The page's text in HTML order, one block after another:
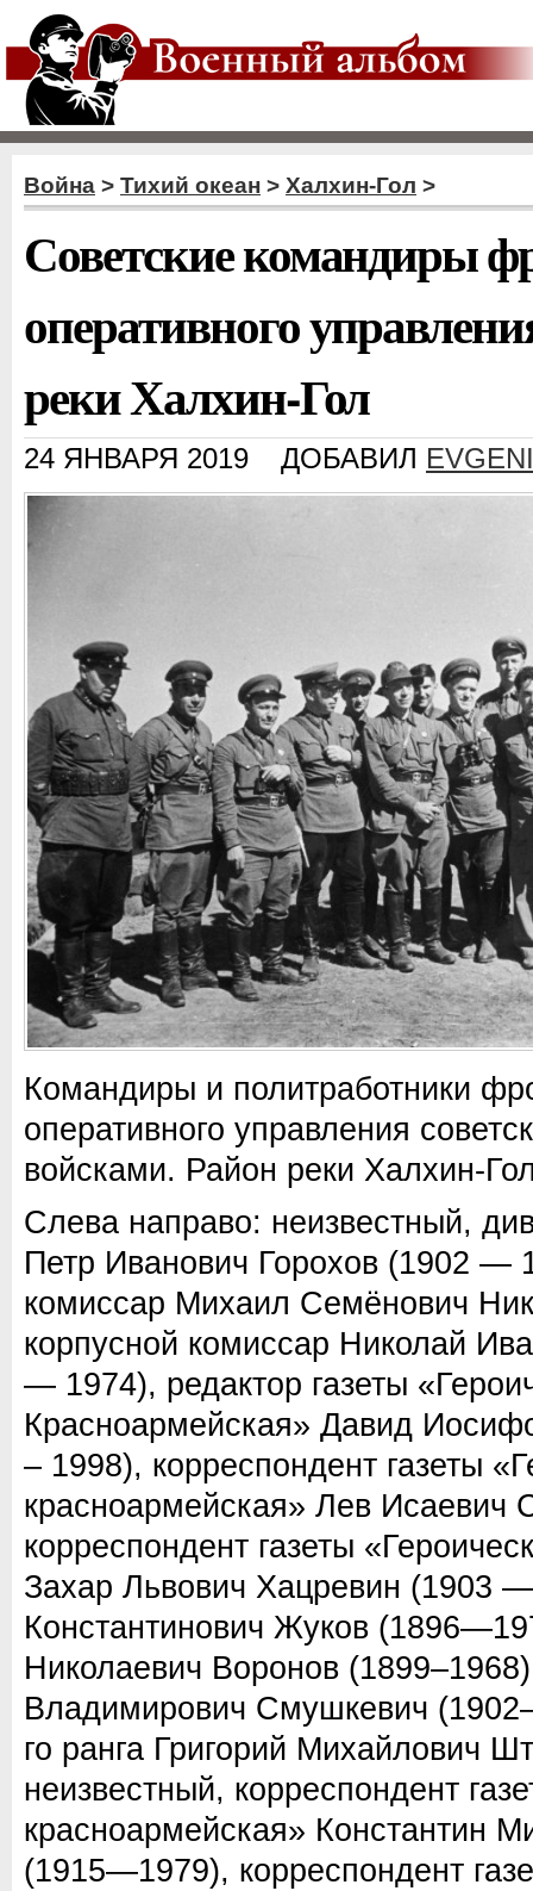
Война > Тихий океан > Халхин-Гол >
Советские командиры
оперативного
реки Халхин-Гол
24 ЯНВАРЯ 2019 ДОБАВИЛ
Командиры и политработники
оперативного управления
войсками. Район реки Халхин-
Слева направо: неизвестный,
Петр Иванович Горохов (1902 —
комиссар Михаил Семёнович
корпусной комиссар Николай
— 1974), редактор газеты
Красноармейская» Давид
– 1998), корреспондент газеты
красноармейская» Лев
корреспондент газеты
Захар Львович Хацревин (1903
Константинович Жуков
Николаевич Воронов
Владимирович Смушкевич
го ранга Григорий Михайлович
неизвестный, корреспондент
красноармейская» Константин
(1915—1979), корреспондент